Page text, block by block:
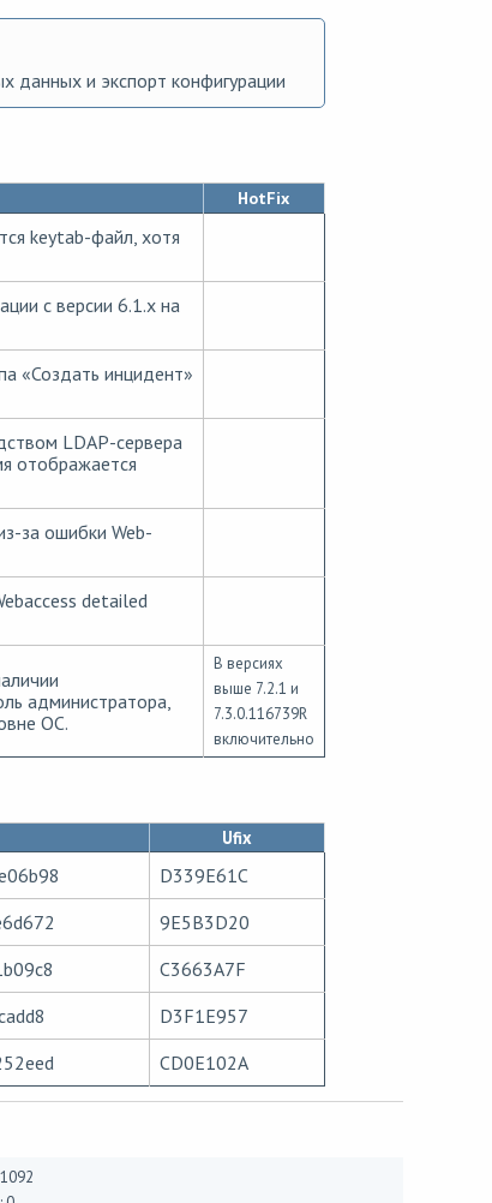
данных и экспорт конфигурации
HotFix
keytab-файл, хотя
с версии 6.1.х на
«Создать инцидент»
LDAP-сервера
отображается
за ошибки Web-
detailed
администратора,
ОС.
В версиях
выше 7.2.1 и
7.3.0.116739R
включительно
Ufix
D339E61C
9E5B3D20
C3663A7F
D3F1E957
CD0E102A